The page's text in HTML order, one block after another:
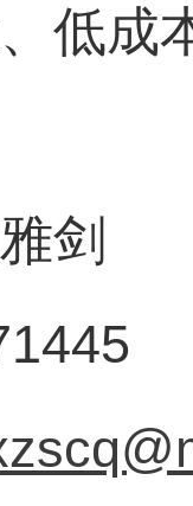
低成
剑